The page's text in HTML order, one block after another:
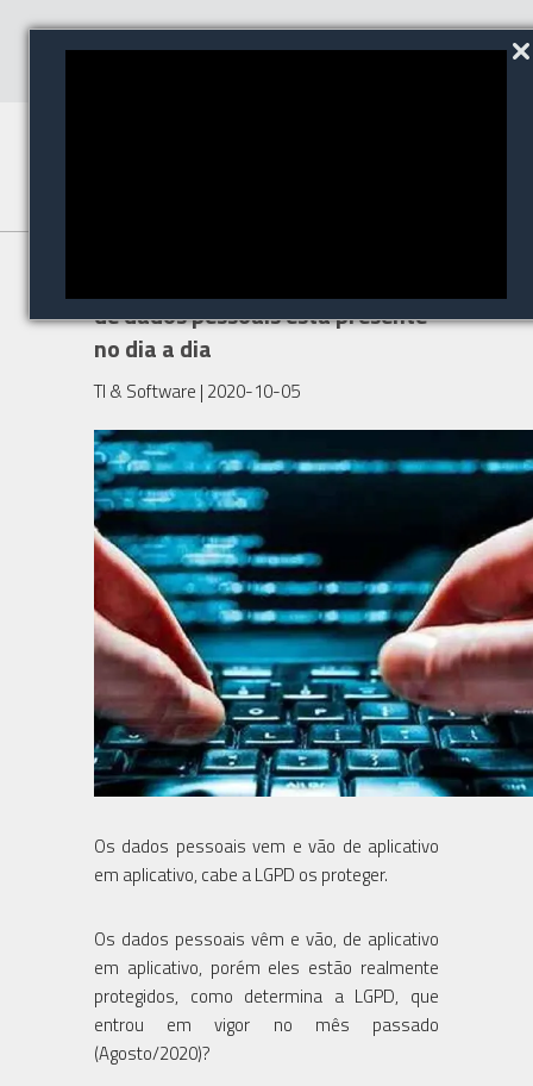
de dados pessoais esta presente
no dia a dia
TI & Software | 2020-10-05
Os dados pessoais vem e vão de aplicativo
em aplicativo, cabe a LGPD os proteger.
Os dados pessoais vêm e vão, de aplicativo
em aplicativo, porém eles estão realmente
protegidos, como determina a LGPD, que
entrou em vigor no mês passado
(Agosto/2020)?